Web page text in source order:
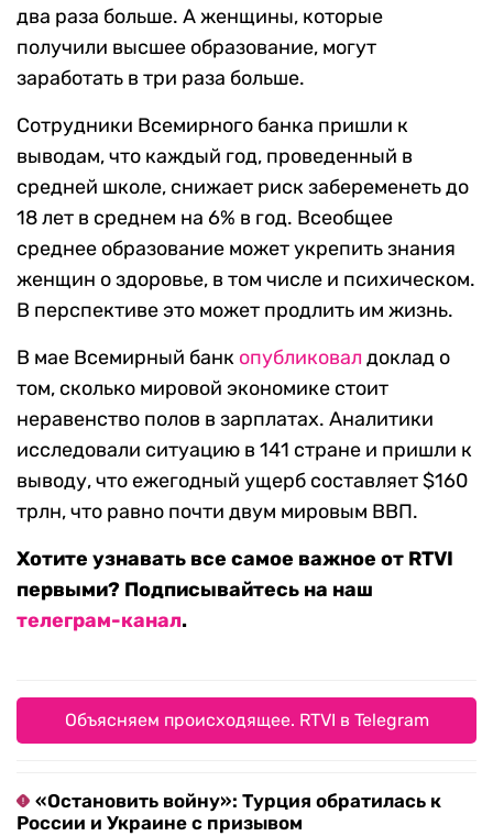
два раза больше. А женщины, которые
получили высшее образование, могут
заработать в три раза больше.
Сотрудники Всемирного банка пришли к
выводам, что каждый год, проведенный в
средней школе, снижает риск забеременеть до
18 лет в среднем на 6% в год. Всеобщее
среднее образование может укрепить знания
женщин о здоровье, в том числе и психическом.
В перспективе это может продлить им жизнь.
В мае Всемирный банк опубликовал доклад о
том, сколько мировой экономике стоит
неравенство полов в зарплатах. Аналитики
исследовали ситуацию в 141 стране и пришли к
выводу, что ежегодный ущерб составляет $160
трлн, что равно почти двум мировым ВВП.
Хотите узнавать все самое важное от RTVI
первыми? Подписывайтесь на наш
телеграм-канал.
Объясняем происходящее. RTVI в Telegram
«Остановить войну»: Турция обратилась к
России и Украине с призывом